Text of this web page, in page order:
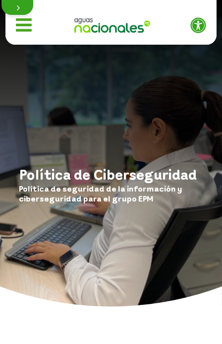
Quiénes somos
Nuestros proyectos
Actualidad
Proveedores y contratistas
Nuestra gestión
Servicio al cliente
Transparencia y acceso a la información pública
Atención y servicios a la ciudadanía
Política de Ciberseguridad
Política de seguridad de la información y
ciberseguridad para el grupo EPM